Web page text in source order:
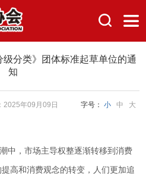
分类》团体标准起草单位的通
知
2025年09月09日 字号： 小 中 大
，市场主导权整逐渐转移到消费
高和消费观念的转变，人们更加追